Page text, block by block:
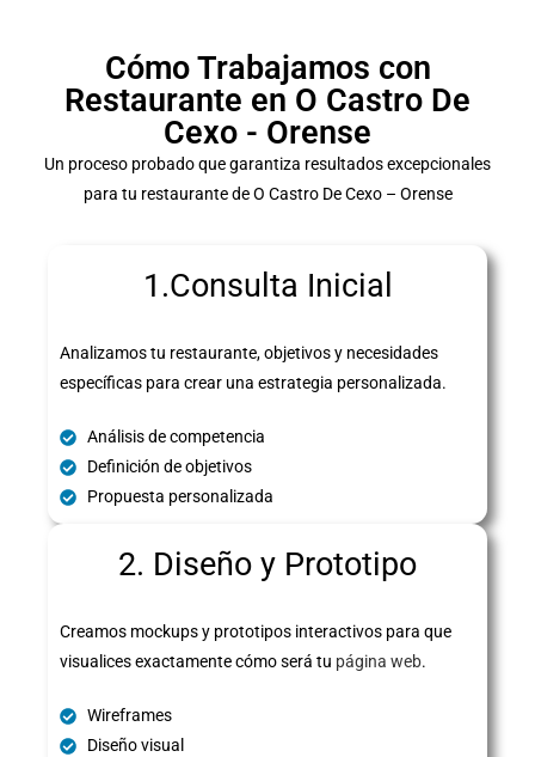
Cómo Trabajamos con
Restaurante en O Castro De
Cexo - Orense
Un proceso probado que garantiza resultados excepcionales
para tu restaurante de O Castro De Cexo – Orense
1.Consulta Inicial
Analizamos tu restaurante, objetivos y necesidades
específicas para crear una estrategia personalizada.
Análisis de competencia
Definición de objetivos
Propuesta personalizada
2. Diseño y Prototipo
Creamos mockups y prototipos interactivos para que
visualices exactamente cómo será tu página web.
Wireframes
Diseño visual